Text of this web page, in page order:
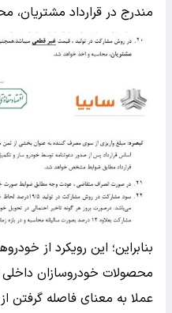
مندرج در قرارداد مشتریان،
بنابراین؛ این رویکرد از
محصولات خودروسازان
عملا به معنای فاصله